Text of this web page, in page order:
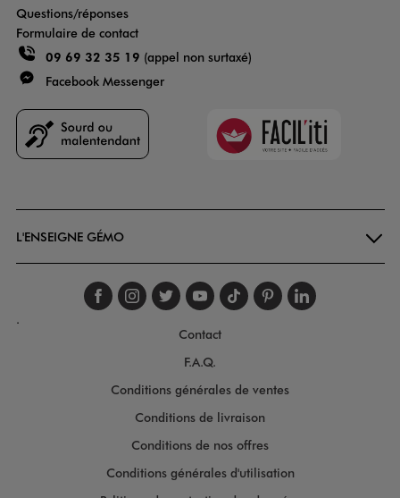
Questions/réponses
Formulaire de contact
09 69 32 35 19 (appel non surtaxé)
Facebook Messenger
Faciliti
L'ENSEIGNE GÉMO
Suivez-nous sur
Suivez-nous sur
Suivez-nous sur
Suivez-nous
Suivez-nous
Suivez-
.
Contact
F.A.Q.
Conditions générales de ventes
Conditions de livraison
Conditions de nos offres
Conditions générales d'utilisation